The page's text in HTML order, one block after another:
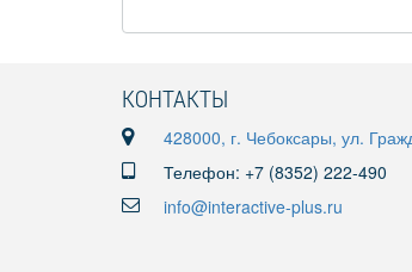
КОНТАКТЫ
428000, г. Чебоксары, ул.
Телефон: +7 (8352) 222-490
info@interactive-plus.ru